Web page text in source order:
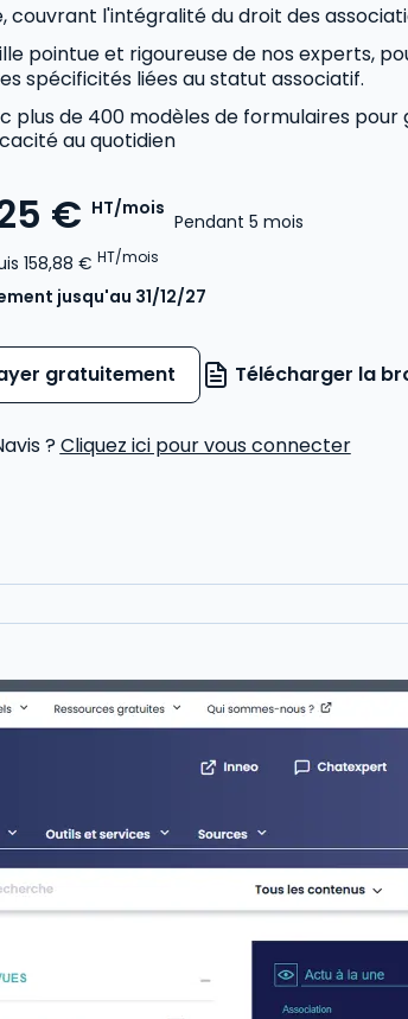
couvrant l'intégralité du droit des
pointue et rigoureuse de nos experts,
spécificités liées au statut associatif.
de 400 modèles de formulaires pour
au quotidien
€ HT/mois
Pendant 5 mois
158,88 € HT/mois
jusqu'au 31/12/27
gratuitement Télécharger la
?Cliquez ici pour vous connecter